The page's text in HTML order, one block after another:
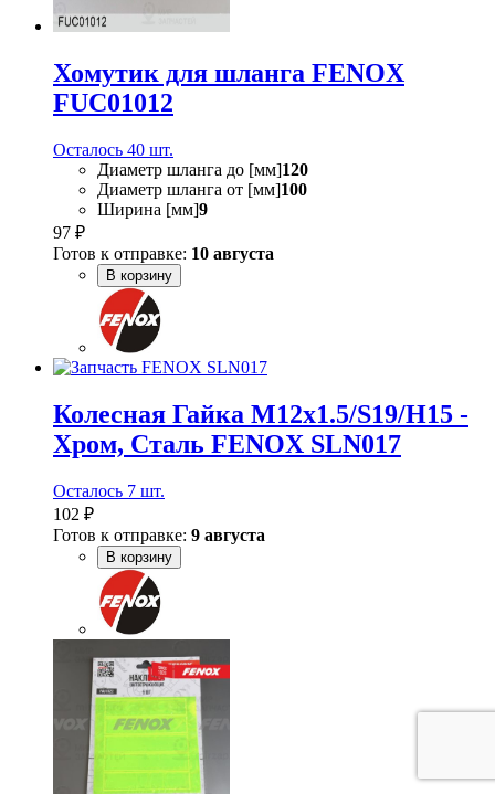
Хомутик для шланга FENOX
FUC01012
Осталось 40 шт.
Диаметр шланга до [мм]120
Диаметр шланга от [мм]100
Ширина [мм]9
97 ₽
Готов к отправке: 10 августа
В корзину
Колесная Гайка M12x1.5/S19/H15 -
Хром, Сталь FENOX SLN017
Осталось 7 шт.
102 ₽
Готов к отправке: 9 августа
В корзину